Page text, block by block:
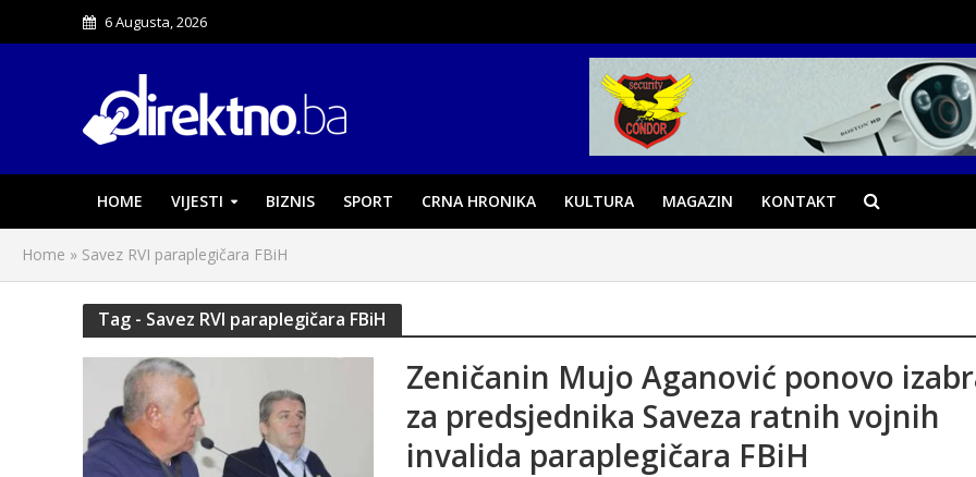
6 Augusta, 2026
HOME VIJESTI BIZNIS SPORT CRNA HRONIKA KULTURA MAGAZIN KONTAKT
Home » Savez RVI paraplegičara FBiH
Tag - Savez RVI paraplegičara FBiH
Zeničanin Mujo Aganović ponovo
za predsjednika Saveza ratnih vojnih
invalida paraplegičara FBiH